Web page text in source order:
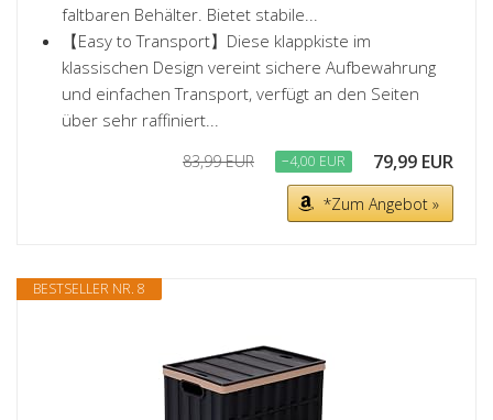
faltbaren Behälter. Bietet stabile...
【Easy to Transport】Diese klappkiste im
klassischen Design vereint sichere Aufbewahrung
und einfachen Transport, verfügt an den Seiten
über sehr raffiniert...
83,99 EUR −4,00 EUR 79,99 EUR
*Zum Angebot »
BESTSELLER NR. 8